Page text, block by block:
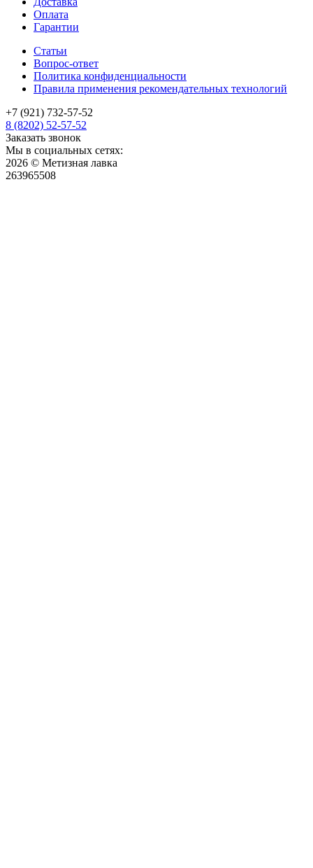
Оплата
Гарантии
Статьи
Вопрос-ответ
Политика конфиденциальности
Правила применения рекомендательных технологий
+7 (921) 732-57-52
8 (8202) 52-57-52
Заказать звонок
Мы в социальных сетях:
2026 © Метизная лавка
263965508